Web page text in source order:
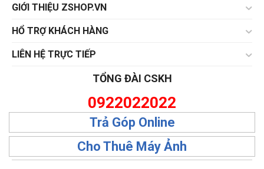
GIỚI THIỆU ZSHOP.VN
HỔ TRỢ KHÁCH HÀNG
LIÊN HỆ TRỰC TIẾP
TỔNG ĐÀI CSKH
0922022022
Trả Góp Online
Cho Thuê Máy Ảnh